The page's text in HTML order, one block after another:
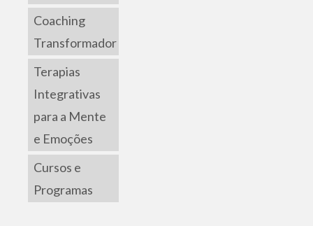
Coaching
Transformador
Terapias
Integrativas
para a Mente
e Emoções
Cursos e
Programas